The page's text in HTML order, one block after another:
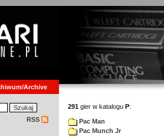
Archive
RSS
291 gier w katalogu P:
Pac Man
Pac Munch Jr